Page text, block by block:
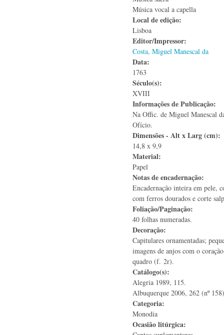
Música vocal a capella
Local de edição:
Lisboa
Editor/Impressor:
Costa, Miguel Manescal da
Data:
1763
Século(s):
XVIII
Informações de Publicação:
Na Offic. de Miguel Manescal
Ofício.
Dimensões - Alt x Larg (cm):
14,8 x 9,9
Material:
Papel
Notas de encadernação:
Encadernação inteira em pele,
com ferros dourados e corte
Foliação/Paginação:
40 folhas numeradas.
Decoração:
Capitulares ornamentadas;
imagens de anjos com o
quadro (f. 2r).
Catálogo(s):
Alegria 1989, 115.
Albuquerque 2006, 262 (nº
Categoria:
Monodia
Ocasião litúrgica: